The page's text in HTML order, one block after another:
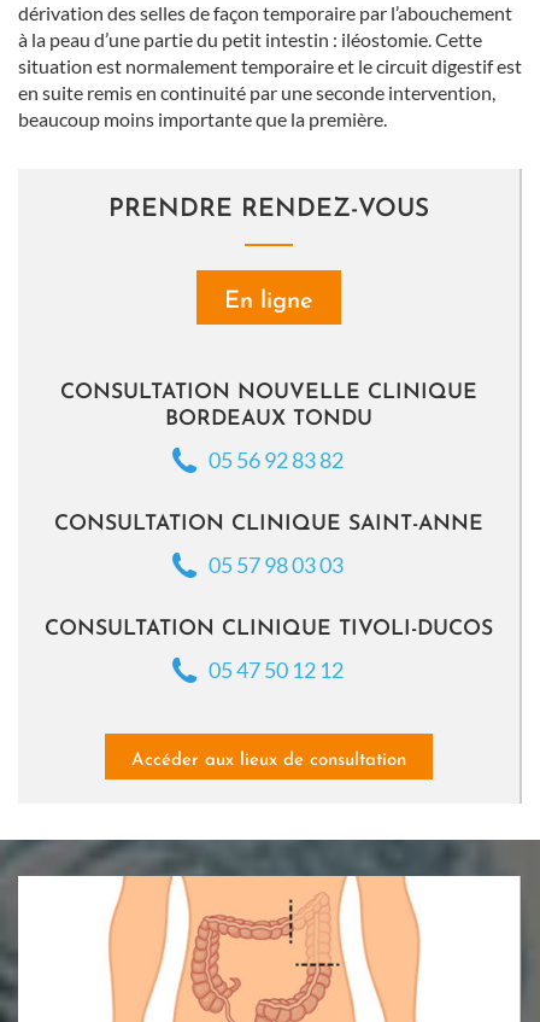
dérivation des selles de façon temporaire par l’abouchement
à la peau d’une partie du petit intestin : iléostomie. Cette
situation est normalement temporaire et le circuit digestif est
en suite remis en continuité par une seconde intervention,
beaucoup moins importante que la première.
PRENDRE RENDEZ-VOUS
En ligne
CONSULTATION NOUVELLE CLINIQUE
BORDEAUX TONDU
05 56 92 83 82
CONSULTATION CLINIQUE SAINT-ANNE
05 57 98 03 03
CONSULTATION CLINIQUE TIVOLI-DUCOS
05 47 50 12 12
Accéder aux lieux de consultation